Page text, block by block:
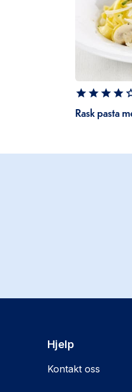
Rask pasta
Hjelp
Kontakt oss